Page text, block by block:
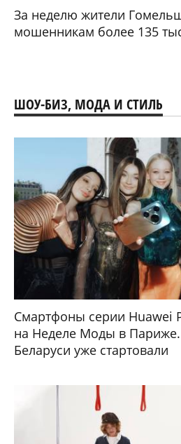
За неделю жители
мошенникам более 135
ШОУ-БИЗ, МОДА И СТИЛЬ
Смартфоны серии Huawei
на Неделе Моды в
Беларуси уже стартовали